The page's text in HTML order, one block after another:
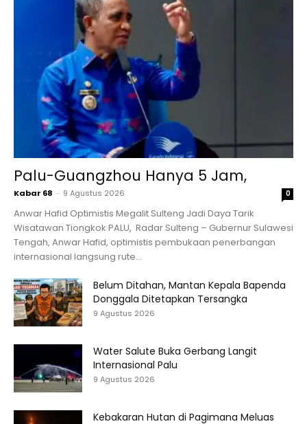
Palu-Guangzhou Hanya 5 Jam,
Kabar 68 - 9 Agustus 2026 0
Anwar Hafid Optimistis Megalit Sulteng Jadi Daya Tarik
Wisatawan Tiongkok PALU, Radar Sulteng – Gubernur Sulawesi
Tengah, Anwar Hafid, optimistis pembukaan penerbangan
internasional langsung rute...
Belum Ditahan, Mantan Kepala Bapenda
Donggala Ditetapkan Tersangka
9 Agustus 2026
Water Salute Buka Gerbang Langit
Internasional Palu
9 Agustus 2026
Kebakaran Hutan di Pagimana Meluas